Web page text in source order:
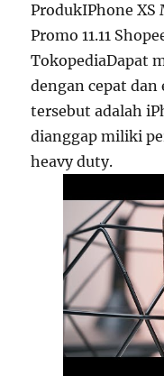
ProdukIPhone XS
Promo 11.11
TokopediaDapat
dengan cepat
tersebut adalah
dianggap miliki
heavy duty.